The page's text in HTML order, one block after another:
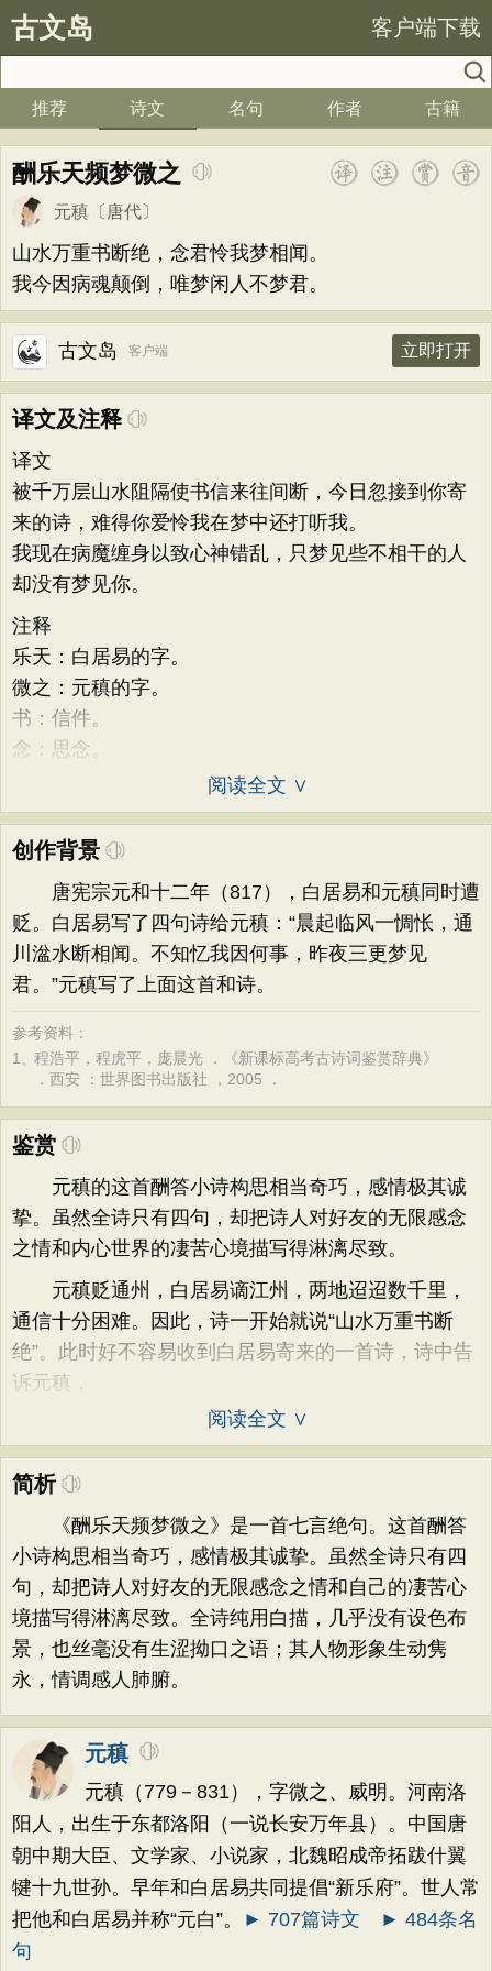
古文岛 客户端下载
推荐 诗文 名句 作者 古籍
酬乐天频梦微之
元稹 〔唐代〕
山水万重书断绝，念君怜我梦相闻。
我今因病魂颠倒，唯梦闲人不梦君。
古文岛 客户端 立即打开
译文及注释
译文
被千万层山水阻隔使书信来往间断，今日忽接到你寄
来的诗，难得你爱怜我在梦中还打听我。
我现在病魔缠身以致心神错乱，只梦见些不相干的人
却没有梦见你。
注释
乐天：白居易的字。
微之：元稹的字。
书：信件。
念：思念。
阅读全文 ∨
创作背景
唐宪宗元和十二年（817），白居易和元稹同时遭
贬。白居易写了四句诗给元稹：“晨起临风一惆怅，通
川湓水断相闻。不知忆我因何事，昨夜三更梦见
君。”元稹写了上面这首和诗。
参考资料：
1、程浩平，程虎平，庞晨光 ．《新课标高考古诗词鉴赏辞典》
．西安 ：世界图书出版社 ，2005 ．
鉴赏
元稹的这首酬答小诗构思相当奇巧，感情极其诚
挚。虽然全诗只有四句，却把诗人对好友的无限感念
之情和内心世界的凄苦心境描写得淋漓尽致。
元稹贬通州，白居易谪江州，两地迢迢数千里，
通信十分困难。因此，诗一开始就说“山水万重书断
绝”。此时好不容易收到白居易寄来的一首诗，诗中告
诉元稹，
阅读全文 ∨
简析
《酬乐天频梦微之》是一首七言绝句。这首酬答
小诗构思相当奇巧，感情极其诚挚。虽然全诗只有四
句，却把诗人对好友的无限感念之情和自己的凄苦心
境描写得淋漓尽致。全诗纯用白描，几乎没有设色布
景，也丝毫没有生涩拗口之语；其人物形象生动隽
永，情调感人肺腑。
元稹
元稹（779－831），字微之、威明。河南洛
阳人，出生于东都洛阳（一说长安万年县）。中国唐
朝中期大臣、文学家、小说家，北魏昭成帝拓跋什翼
犍十九世孙。早年和白居易共同提倡“新乐府”。世人常
把他和白居易并称“元白”。
► 707篇诗文
► 484条名
句